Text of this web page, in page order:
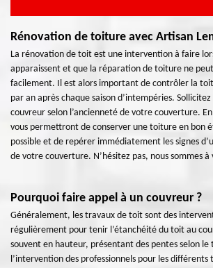
Rénovation de toiture avec Artisan
La rénovation de toit est une intervention à faire
apparaissent et que la réparation de toiture ne
facilement. Il est alors important de contrôler la
par an après chaque saison d’intempéries.
couvreur selon l’ancienneté de votre couverture.
vous permettront de conserver une toiture en bon
possible et de repérer immédiatement les signes
de votre couverture. N’hésitez pas, nous sommes à
Pourquoi faire appel à un couvreur ?
Généralement, les travaux de toit sont des
régulièrement pour tenir l’étanchéité du toit au
souvent en hauteur, présentant des pentes selon
l’intervention des professionnels pour les différents